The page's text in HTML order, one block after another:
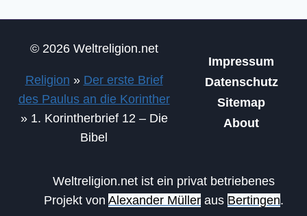
© 2026 Weltreligion.net
Religion » Der erste Brief
des Paulus an die Korinther
» 1. Korintherbrief 12 – Die
Bibel
Impressum
Datenschutz
Sitemap
About
Weltreligion.net ist ein privat betriebenes
Projekt von Alexander Müller aus Bertingen.